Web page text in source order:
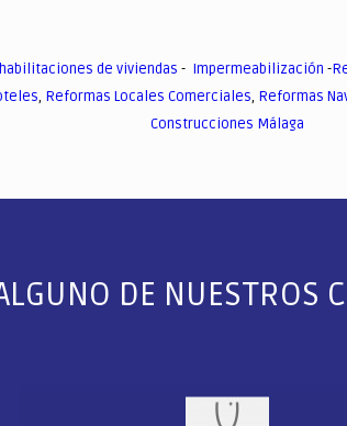
de viviendas - Impermeabilización -
, Reformas Locales Comerciales, Reformas
Construcciones Málaga
DE NUESTROS